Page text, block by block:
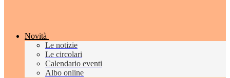
Novità
Le notizie
Le circolari
Calendario eventi
Albo online